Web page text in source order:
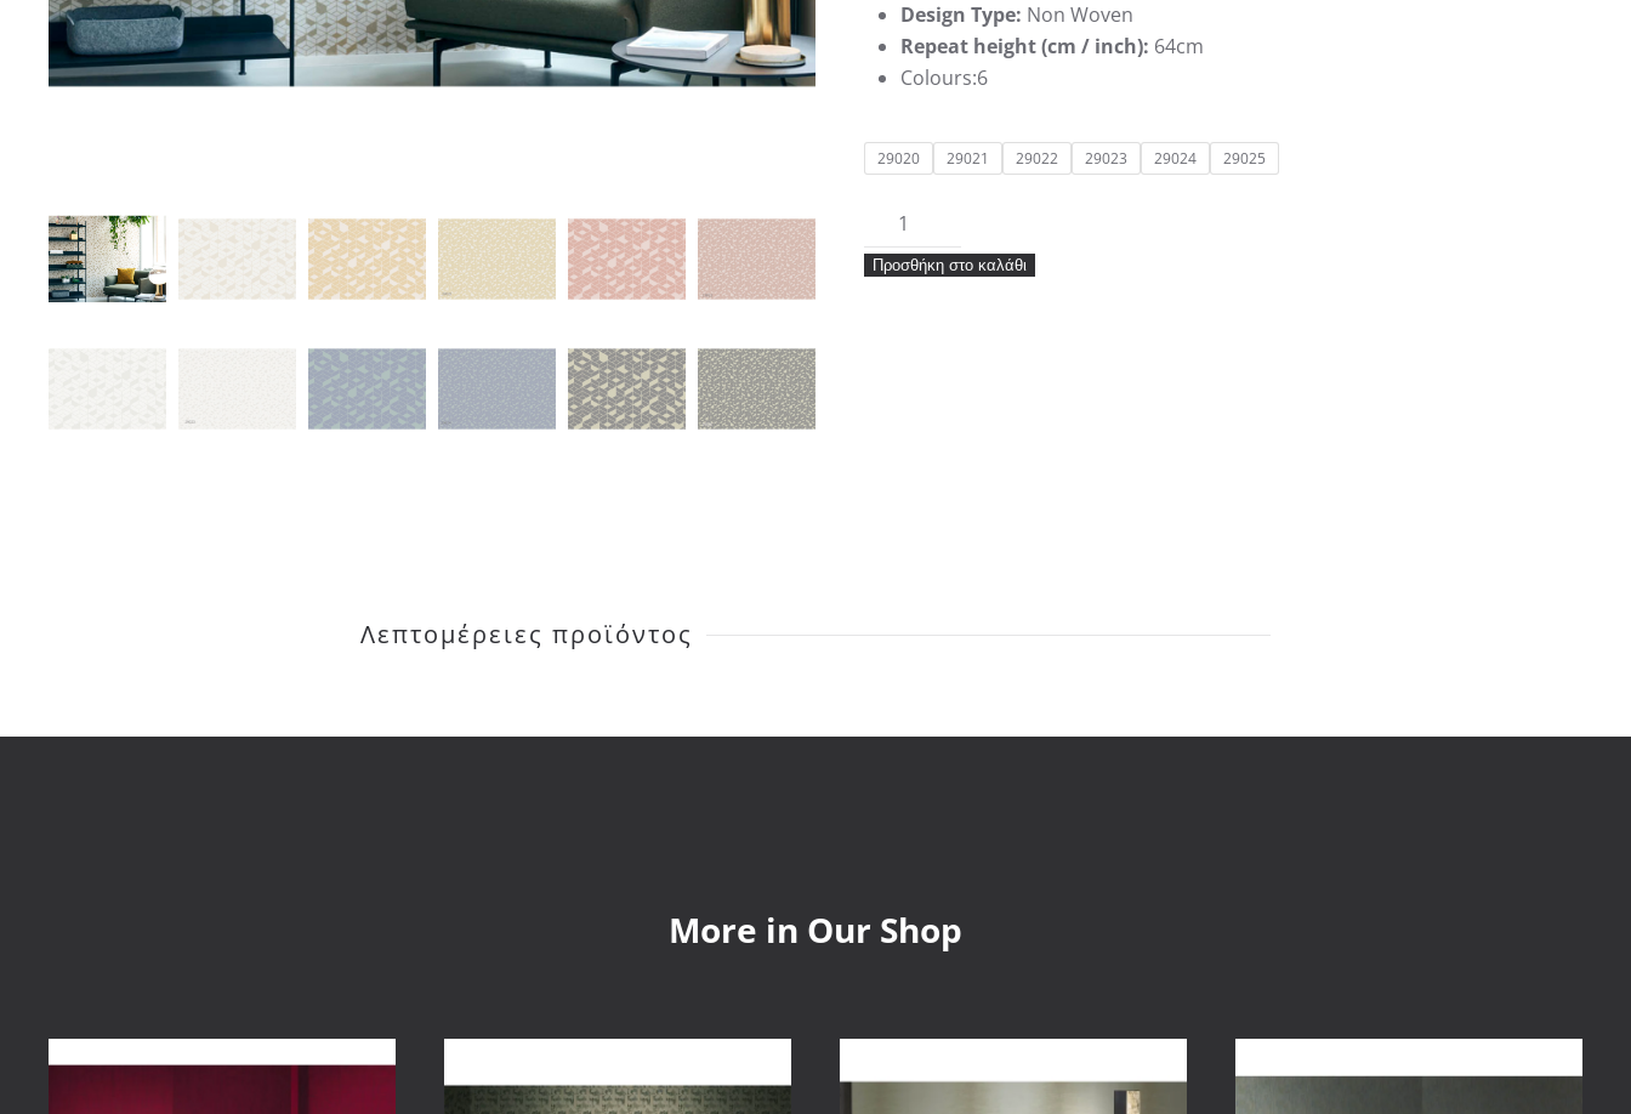
Design Type: Non Woven
Repeat height (cm / inch): 64cm
Colours:6
29020 29021 29022 29023 29024 29025
Ταπετσαρία
Hookedonwalls
Tinted
Προσθήκη στο καλάθι
Λεπτομέρειες προϊόντος
More in Our Shop